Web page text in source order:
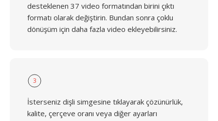
desteklenen 37 video formatından birini çıktı
formatı olarak değiştirin. Bundan sonra çoklu
dönüşüm için daha fazla video ekleyebilirsiniz.
3
İsterseniz dişli simgesine tıklayarak çözünürlük,
kalite, çerçeve oranı veya diğer ayarları